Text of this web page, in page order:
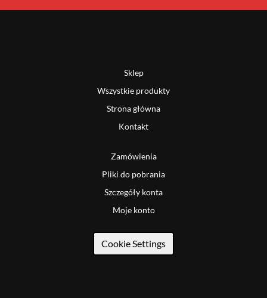
Sklep
Wszystkie produkty
Strona główna
Kontakt
Zamówienia
Pliki do pobrania
Szczegóły konta
Moje konto
Cookie Settings